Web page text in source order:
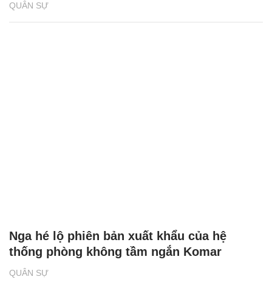
QUÂN SỰ
QUÂN SỰ
Nga hé lộ phiên bản xuất khẩu của hệ
thống phòng không tầm ngắn Komar